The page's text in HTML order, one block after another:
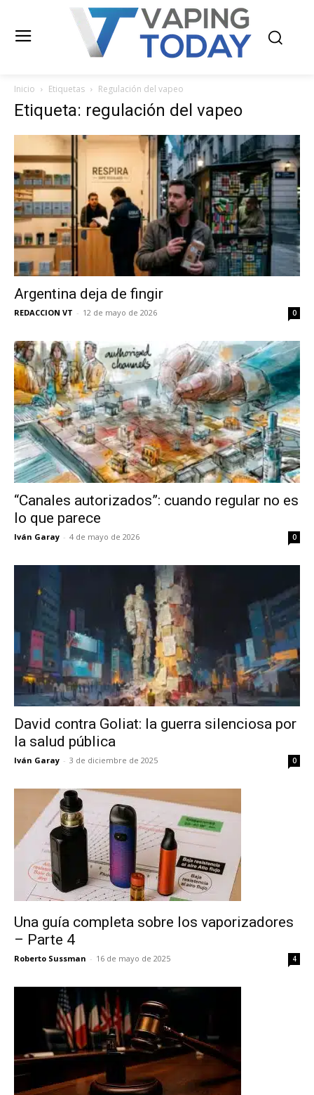
Inicio Etiquetas Regulación del vapeo
Etiqueta: regulación del vapeo
Argentina deja de fingir
REDACCION VT - 12 de mayo de 2026 0
“Canales autorizados”: cuando regular no es
lo que parece
Iván Garay - 4 de mayo de 2026 0
David contra Goliat: la guerra silenciosa por
la salud pública
Iván Garay - 3 de diciembre de 2025 0
Una guía completa sobre los vaporizadores
– Parte 4
Roberto Sussman - 16 de mayo de 2025 4